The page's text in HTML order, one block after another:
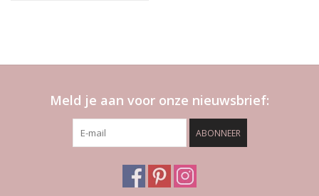
Meld je aan voor onze nieuwsbrief:
ABONNEER